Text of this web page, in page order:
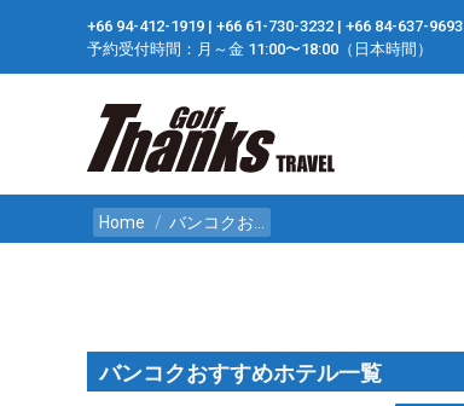
+66 94-412-1919 ​| +66 61-730-3232 ​| +66 84-637-9693
予約受付時間：月～金 11:00〜18:00（日本時間）
You are here:
Home バンコクお…
バンコクおすすめホテル一覧